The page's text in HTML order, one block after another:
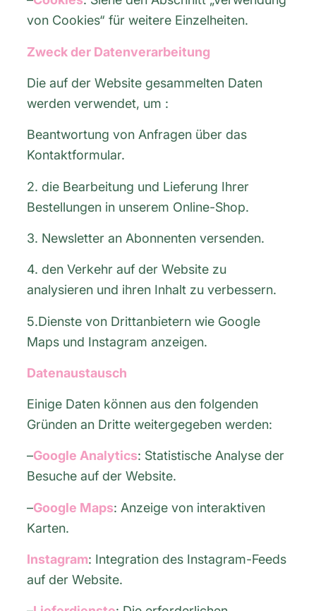
von Cookies“ für weitere Einzelheiten.
Zweck der Datenverarbeitung
Die auf der Website gesammelten Daten
werden verwendet, um :
Beantwortung von Anfragen über das
Kontaktformular.
2. die Bearbeitung und Lieferung Ihrer
Bestellungen in unserem Online-Shop.
3. Newsletter an Abonnenten versenden.
4. den Verkehr auf der Website zu
analysieren und ihren Inhalt zu verbessern.
5.Dienste von Drittanbietern wie Google
Maps und Instagram anzeigen.
Datenaustausch
Einige Daten können aus den folgenden
Gründen an Dritte weitergegeben werden:
–Google Analytics: Statistische Analyse der
Besuche auf der Website.
–Google Maps: Anzeige von interaktiven
Karten.
Instagram: Integration des Instagram-Feeds
auf der Website.